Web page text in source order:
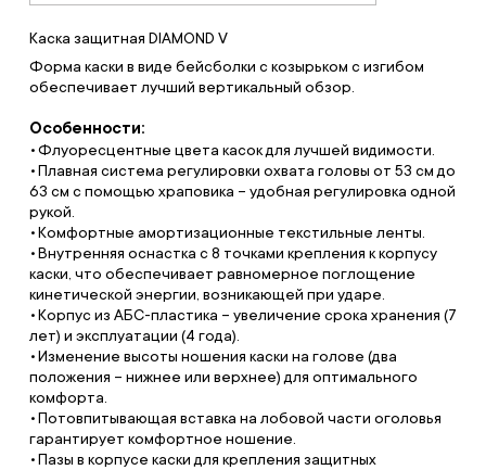
Каска защитная DIAMOND V
Форма каски в виде бейсболки с козырьком с изгибом
обеспечивает лучший вертикальный обзор.
Особенности:
Флуоресцентные цвета касок для лучшей видимости.
Плавная система регулировки охвата головы от 53 см до
63 см с помощью храповика – удобная регулировка одной
рукой.
Комфортные амортизационные текстильные ленты.
Внутренняя оснастка с 8 точками крепления к корпусу
каски, что обеспечивает равномерное поглощение
кинетической энергии, возникающей при ударе.
Корпус из АБС-пластика – увеличение срока хранения (7
лет) и эксплуатации (4 года).
Изменение высоты ношения каски на голове (два
положения – нижнее или верхнее) для оптимального
комфорта.
Потовпитывающая вставка на лобовой части оголовья
гарантирует комфортное ношение.
Пазы в корпусе каски для крепления защитных